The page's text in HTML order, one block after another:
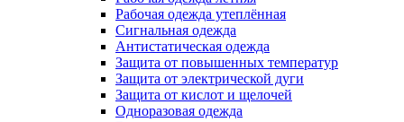
Рабочая одежда утеплённая
Сигнальная одежда
Антистатическая одежда
Защита от повышенных температур
Защита от электрической дуги
Защита от кислот и щелочей
Одноразовая одежда